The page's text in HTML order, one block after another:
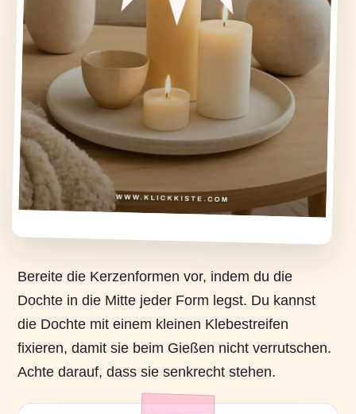
Bereite die Kerzenformen vor, indem du die
Dochte in die Mitte jeder Form legst. Du kannst
die Dochte mit einem kleinen Klebestreifen
fixieren, damit sie beim Gießen nicht verrutschen.
Achte darauf, dass sie senkrecht stehen.